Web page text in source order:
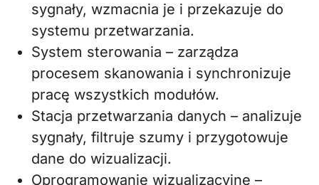
sygnały, wzmacnia je i przekazuje do
systemu przetwarzania.
System sterowania – zarządza
procesem skanowania i synchronizuje
pracę wszystkich modułów.
Stacja przetwarzania danych – analizuje
sygnały, filtruje szumy i przygotowuje
dane do wizualizacji.
Oprogramowanie wizualizacyjne –